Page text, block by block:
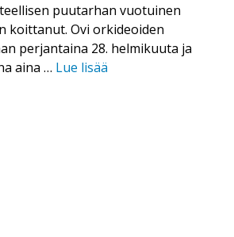
puutarhan vuotuinen
koittanut. Ovi orkideoiden
perjantaina 28. helmikuuta ja
aina … Lue lisää